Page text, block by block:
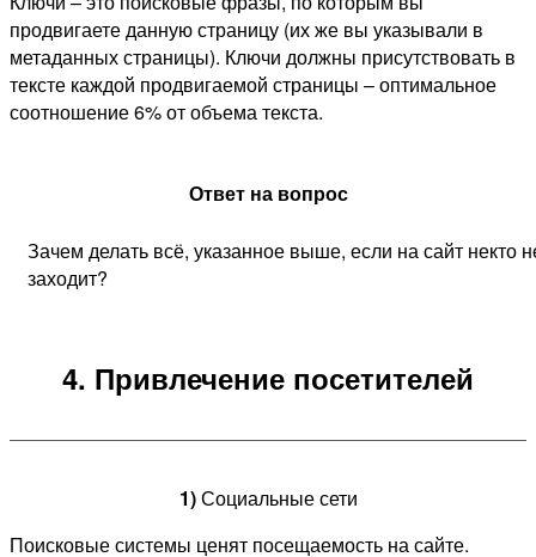
продвигаете данную страницу (их же вы указывали в
метаданных страницы). Ключи должны присутствовать в
тексте каждой продвигаемой страницы – оптимальное
соотношение 6% от объема текста.
Ответ на вопрос
Зачем делать всё, указанное выше, если на сайт некто
заходит?
4. Привлечение посетителей
1)Социальные сети
Поисковые системы ценят посещаемость на сайте.